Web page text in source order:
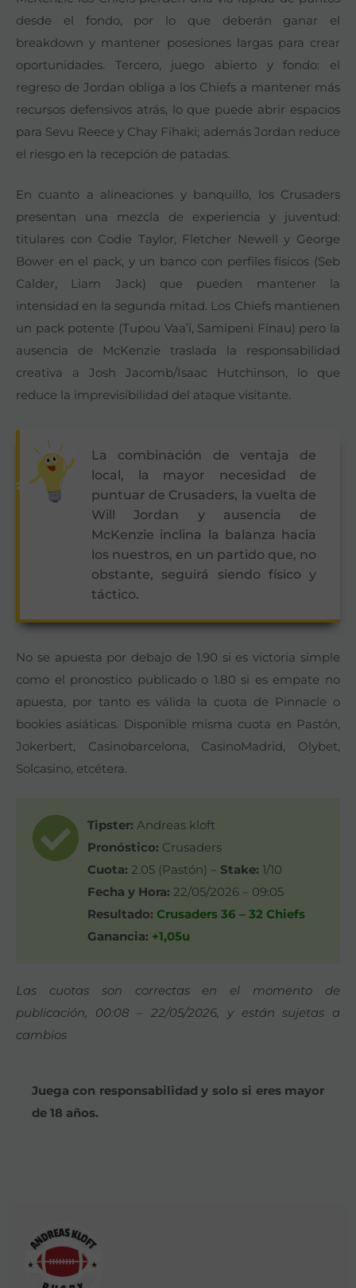
desde el fondo, por lo que deberán ganar el
breakdown y mantener posesiones largas para crear
oportunidades. Tercero, juego abierto y fondo: el
regreso de Jordan obliga a los Chiefs a mantener más
recursos defensivos atrás, lo que puede abrir espacios
para Sevu Reece y Chay Fihaki; además Jordan reduce
el riesgo en la recepción de patadas.
En cuanto a alineaciones y banquillo, los Crusaders
presentan una mezcla de experiencia y juventud:
titulares con Codie Taylor, Fletcher Newell y George
Bower en el pack, y un banco con perfiles físicos (Seb
Calder, Liam Jack) que pueden mantener la
intensidad en la segunda mitad. Los Chiefs mantienen
un pack potente (Tupou Vaa’i, Samipeni Finau) pero la
ausencia de McKenzie traslada la responsabilidad
creativa a Josh Jacomb/Isaac Hutchinson, lo que
reduce la imprevisibilidad del ataque visitante.
La combinación de ventaja de
local, la mayor necesidad de
puntuar de Crusaders, la vuelta de
Will Jordan y ausencia de
McKenzie inclina la balanza hacia
los nuestros, en un partido que, no
obstante, seguirá siendo físico y
táctico.
No se apuesta por debajo de 1.90 si es victoria simple
como el pronostico publicado o 1.80 si es empate no
apuesta, por tanto es válida la cuota de Pinnacle o
bookies asiáticas. Disponible misma cuota en Pastón,
Jokerbert, Casinobarcelona, CasinoMadrid, Olybet,
Solcasino, etcétera.
Tipster: Andreas kloft
Pronóstico: Crusaders
Cuota: 2.05 (Pastón) – Stake: 1/10
Fecha y Hora: 22/05/2026 – 09:05
Resultado: Crusaders 36 – 32 Chiefs
Ganancia: +1,05u
Las cuotas son correctas en el momento de
publicación, 00:08 – 22/05/2026, y están sujetas a
cambios
Juega con responsabilidad y solo si eres mayor
de 18 años.